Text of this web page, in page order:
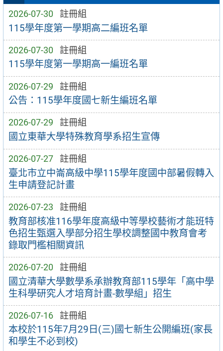
2026-07-30 註冊組
115學年度第一學期高二編班名單
2026-07-30 註冊組
115學年度第一學期高一編班名單
2026-07-29 註冊組
公告：115學年度國七新生編班名單
2026-07-29 註冊組
國立東華大學特殊教育學系招生宣傳
2026-07-27 註冊組
臺北市立中崙高級中學115學年度國中部暑假轉入
生申請登記計畫
2026-07-23 註冊組
教育部核准116學年度高級中等學校藝術才能班特
色招生甄選入學部分招生學校調整國中教育會考
錄取門檻相關資訊
2026-07-20 註冊組
國立清華大學數學系承辦教育部115學年「高中學
生科學研究人才培育計畫-數學組」招生
2026-07-16 註冊組
本校於115年7月29日(三)國七新生公開編班(家長
和學生不必到校)